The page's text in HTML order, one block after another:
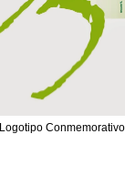
Logotipo